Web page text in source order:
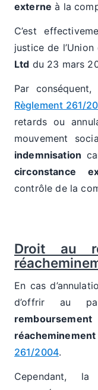
externe à la
C’est
justice de
Ltd du 23 mars
Par
Règlement 261/
retards ou
mouvement
indemnisation
circonstance
contrôle de la
Droit au
En cas
d’offrir au
réacheminement
261/2004.
Cependant, la